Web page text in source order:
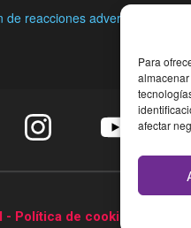
Para
afectar
reacciones adversas a
- Política de cookies.